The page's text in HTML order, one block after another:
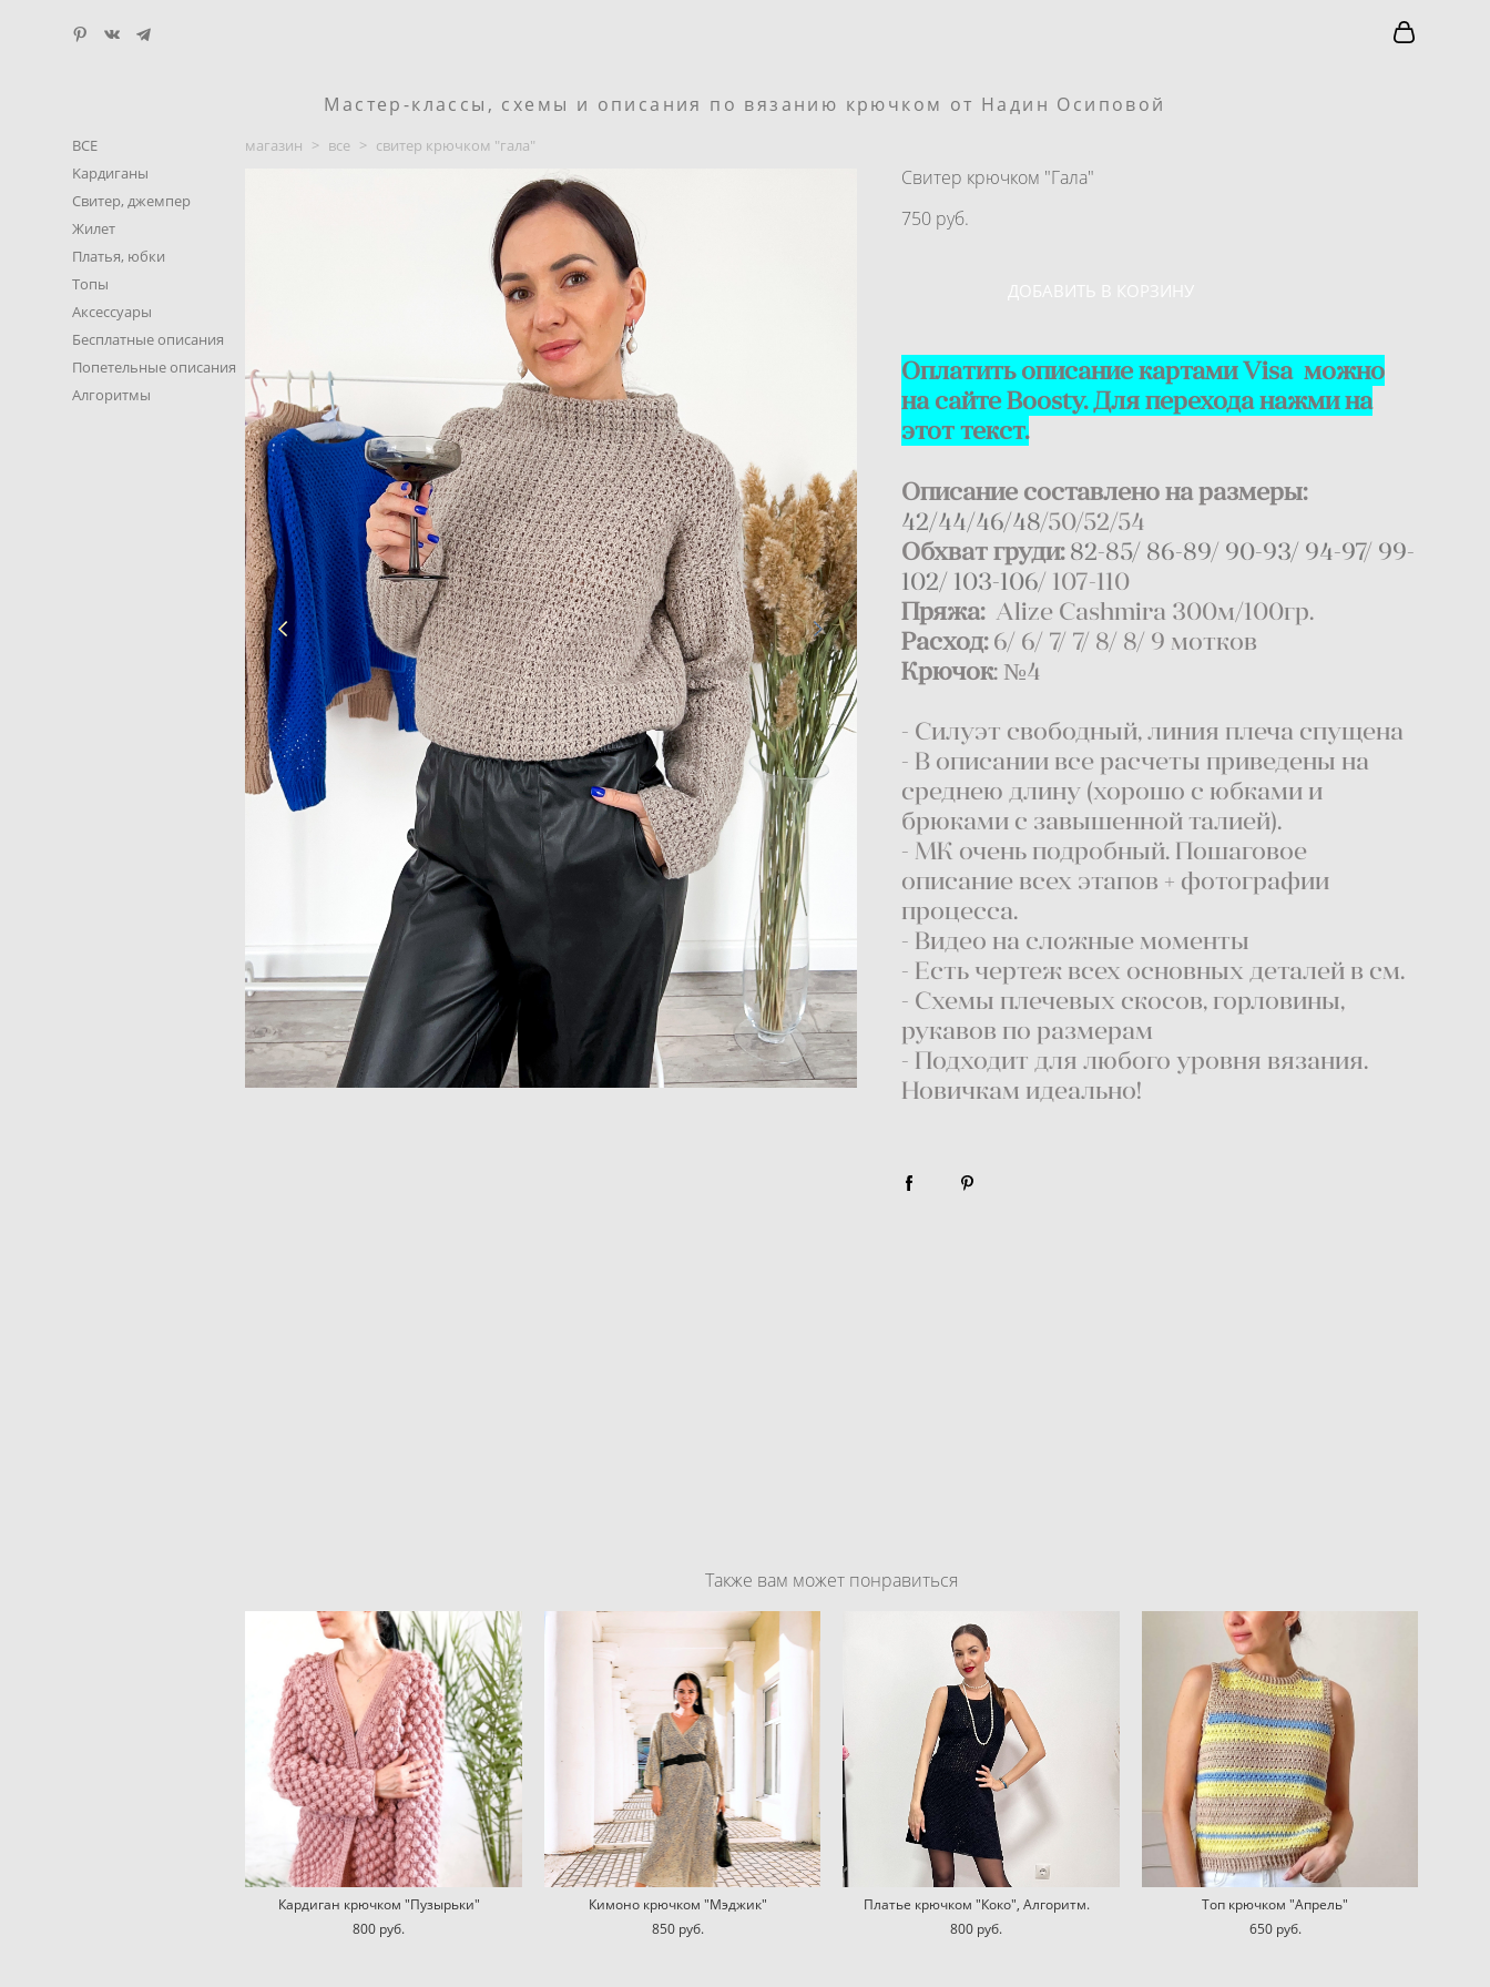
Мастер-классы, схемы и описания по вязанию крючком от Надин Осиповой
ВСЕ
Kардиганы
Свитер, джемпер
Жилет
Платья, юбки
Топы
Аксессуары
Бесплатные описания
Попетельные описания
Алгоритмы
магазин > все > свитер крючком "гала"
Свитер крючком "Гала"
750 pуб.
ДОБАВИТЬ В КОРЗИНУ
Оплатить описание картами Visa можно
на сайте Boosty. Для перехода нажми на
этот текст.
Описание составлено на размеры:
42/44/46/48/50/52/54
Обхват груди:82-85/ 86-89/ 90-93/ 94-97/ 99-
102/ 103-106/ 107-110
Пряжа: Alize Cashmira 300м/100гр.
Расход:6/ 6/ 7/ 7/ 8/ 8/ 9 мотков
Крючок: №4
- Силуэт свободный, линия плеча спущена
- В описании все расчеты приведены на
среднею длину (хорошо с юбками и
брюками с завышенной талией).
- МК очень подробный. Пошаговое
описание всех этапов + фотографии
процесса.
- Видео на сложные моменты
- Есть чертеж всех основных деталей в см.
- Схемы плечевых скосов, горловины,
рукавов по размерам
- Подходит для любого уровня вязания.
Новичкам идеально!
Также вам может понравиться
Кардиган крючком "Пузырьки"
800 pуб.
Кимоно крючком "Мэджик"
850 pуб.
Платье крючком "Коко", Алгоритм.
800 pуб.
Топ крючком "Апрель"
650 pуб.